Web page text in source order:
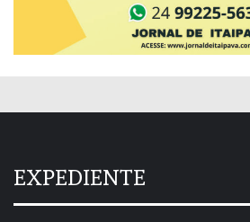
EXPEDIENTE